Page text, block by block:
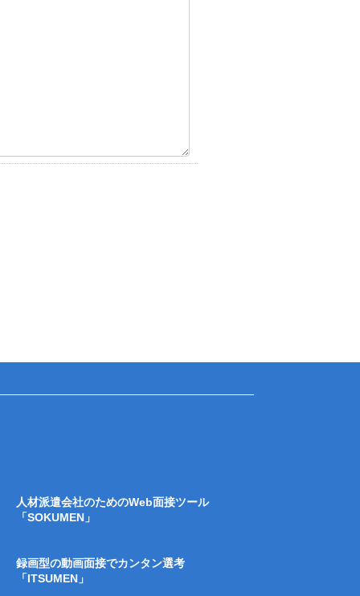
人材派遣会社のためのWeb面接ツール
「SOKUMEN」
録画型の動画面接でカンタン選考
「ITSUMEN」